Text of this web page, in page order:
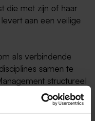
die met zijn of haar
aan een veilige
als verbindende
samen te
structureel
en te verankeren?
dan contact met ons